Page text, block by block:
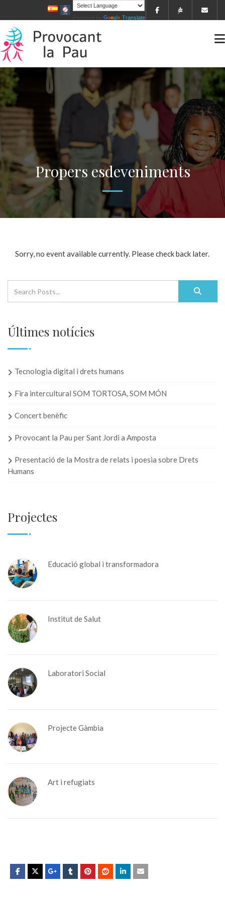
Translate
Propers esdeveniments
Sorry, no event available currently. Please check back later.
Últimes notícies
Tecnologia digital i drets humans
Fira intercultural SOM TORTOSA, SOM MÓN
Concert benèfic
Provocant la Pau per Sant Jordi a Amposta
Presentació de la Mostra de relats i poesia sobre Drets
Humans
Projectes
Educació global i transformadora
Institut de Salut
Laboratori Social
Projecte Gàmbia
Art i refugiats